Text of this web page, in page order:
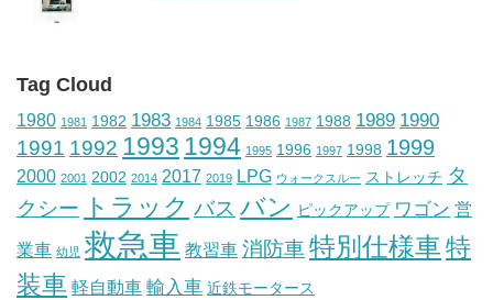
Tag Cloud
1980 1981 1982 1983 1984 1985 1986 1987 1988 1989 1990
1991 1992 1993 1994 1995 1996 1997 1998 1999
2000 2001 2002 2014 2017 2019 LPG ウォークスルー ストレッチ タ
クシー
トラック バス バン ピックアップ ワゴン 営
業車 幼児 救急車 教習車 消防車特別仕様車特
装車 軽自動車 輸入車 近鉄モータース